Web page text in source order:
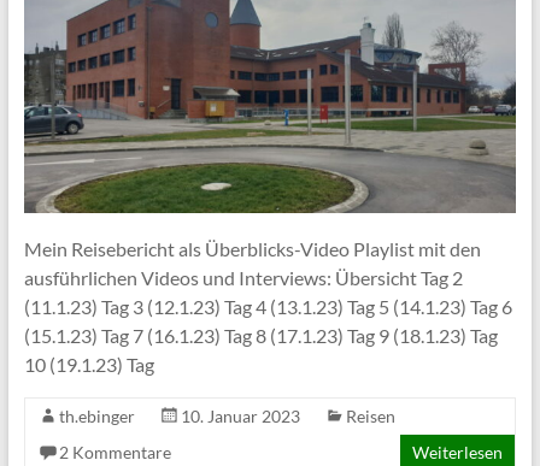
Mein Reisebericht als Überblicks-Video Playlist mit den
ausführlichen Videos und Interviews: Übersicht Tag 2
(11.1.23) Tag 3 (12.1.23) Tag 4 (13.1.23) Tag 5 (14.1.23) Tag 6
(15.1.23) Tag 7 (16.1.23) Tag 8 (17.1.23) Tag 9 (18.1.23) Tag
10 (19.1.23) Tag
th.ebinger 10. Januar 2023
Reisen
2 Kommentare
Weiterlesen